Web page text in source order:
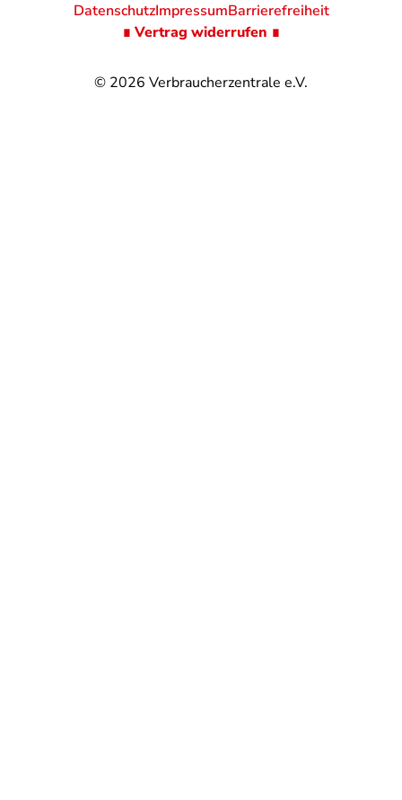
© 2026 Verbraucherzentrale e.V.
DatenschutzImpressumBarrierefreiheit
∎ Vertrag widerrufen ∎